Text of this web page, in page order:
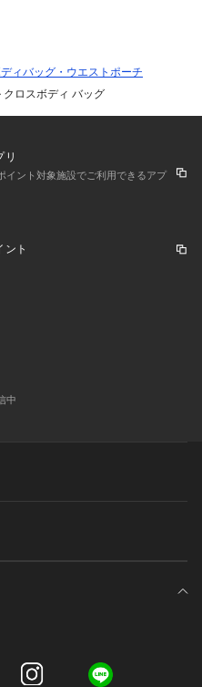
ィバッグ・ウエストポーチ
クロスボディ バッグ
リ
イント対象施設でご利用できるアプ
ト
中